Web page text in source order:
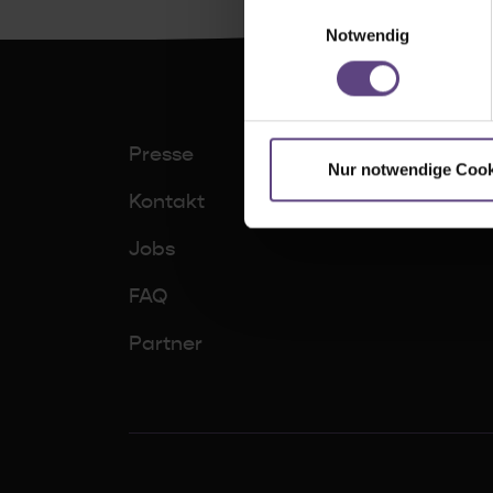
Notwendig
Nur notwendige
Presse
Kontakt
Jobs
FAQ
Partner